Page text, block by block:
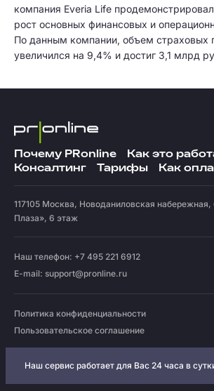
компания Everia Life
рост основных финансовых и
По данным компании, объем страховых
увеличился на 9,4% и достиг 3,1 млрд
Почему PRonline
Как это
Консалтинг
Тарифы Как
117105 Москва, Новоданиловская
Плаза», 6 этаж
Наш телефон: +7 495 221 6912
E-mail: support@pronline.ru
Политика конфиденциальности
Пользовательское соглашение
Наш сервис работает для Вас 24 часа в